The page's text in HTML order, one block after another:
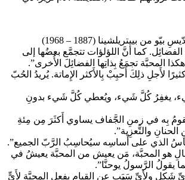
من بييتريلشينا (1887 – 1968)
كما أنَّ اللؤلؤات تتجمَّع بعضُها إلى
المحبَّة تجمَعُ بِذاتِها الفضائِلَ الأُخرى”.
لأَجلِ ذلِكَ أَحبِبْ بِالأَكثر الإِماتة. يُريدُ الحُبّ
يغفِرُ كُلَّ شَيء، ويُعطي كُلَّ شَيء بدونِ
بِه في زمنِ الجَّفاف يساوي أَكثَرَ مِن مِئةِ
والتَّعزِية”.
الذي على أَساسِه سيُحاسِبُ الرَّبّ الجميع”.
هو المحبَّة، مَن يعيش من المحبَّة يعيشُ في
يقولُ الرَّسولُ يوحنَّا”.
بِأَيِّ شَكلٍ ولأَيِّ سَبَبٍ عن القيامِ بِفِعلِ المحبَّة لأَيٍّ